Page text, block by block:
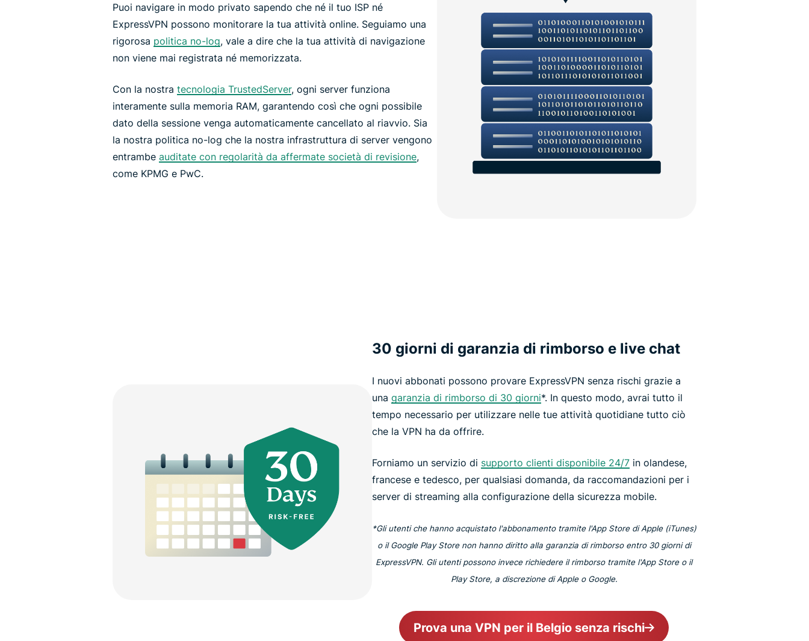
Puoi navigare in modo privato sapendo che né il tuo ISP né
ExpressVPN possono monitorare la tua attività online. Seguiamo una
rigorosa politica no-log, vale a dire che la tua attività di navigazione
non viene mai registrata né memorizzata.
Con la nostra tecnologia TrustedServer, ogni server funziona
interamente sulla memoria RAM, garantendo così che ogni possibile
dato della sessione venga automaticamente cancellato al riavvio. Sia
la nostra politica no-log che la nostra infrastruttura di server vengono
entrambe auditate con regolarità da affermate società di revisione,
come KPMG e PwC.
30 giorni di garanzia di rimborso e live chat
I nuovi abbonati possono provare ExpressVPN senza rischi grazie a
una garanzia di rimborso di 30 giorni*. In questo modo, avrai tutto il
tempo necessario per utilizzare nelle tue attività quotidiane tutto ciò
che la VPN ha da offrire.
Forniamo un servizio di supporto clienti disponibile 24/7in olandese,
francese e tedesco, per qualsiasi domanda, da raccomandazioni per i
server di streaming alla configurazione della sicurezza mobile.
*Gli utenti che hanno acquistato l'abbonamento tramite l'App Store di Apple (iTunes)
o il Google Play Store non hanno diritto alla garanzia di rimborso entro 30 giorni di
ExpressVPN. Gli utenti possono invece richiedere il rimborso tramite l'App Store o il
Play Store, a discrezione di Apple o Google.
Prova una VPN per il Belgio senza rischi